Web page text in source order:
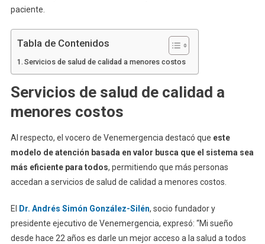
paciente.
Tabla de Contenidos
Servicios de salud de calidad a menores costos
Servicios de salud de calidad a
menores costos
Al respecto, el vocero de Venemergencia destacó que este
modelo de atención basada en valor busca que el sistema sea
más eficiente para todos, permitiendo que más personas
accedan a servicios de salud de calidad a menores costos.
El Dr. Andrés Simón González-Silén, socio fundador y
presidente ejecutivo de Venemergencia, expresó: “Mi sueño
desde hace 22 años es darle un mejor acceso a la salud a todos